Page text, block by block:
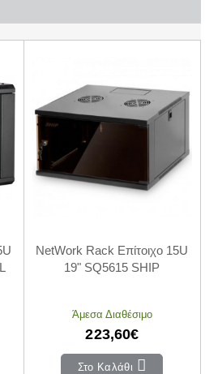
NetWork Rack Επίτοιχο 15U
19" SQ5615 SHIP
Άμεσα Διαθέσιμο
223,60€
Στο Καλάθι